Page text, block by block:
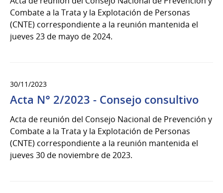
Combate a la Trata y la Explotación de Personas
(CNTE) correspondiente a la reunión mantenida el
jueves 23 de mayo de 2024.
30/11/2023
Acta N° 2/2023 - Consejo consultivo
Acta de reunión del Consejo Nacional de Prevención y
Combate a la Trata y la Explotación de Personas
(CNTE) correspondiente a la reunión mantenida el
jueves 30 de noviembre de 2023.